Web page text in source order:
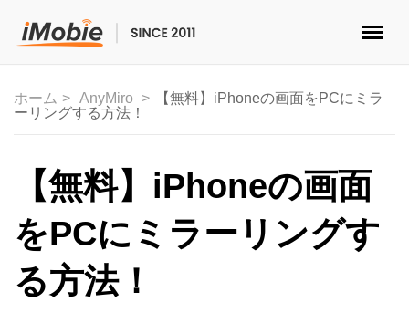
ロック解除&データ復元
マルチメディア
便利ツール
ソリューション
ホーム AnyMiro
【無料】iPhoneの画面をPCにミラ
ーリングする方法！
【無料】iPhoneの画面
をPCにミラーリングす
る方法！